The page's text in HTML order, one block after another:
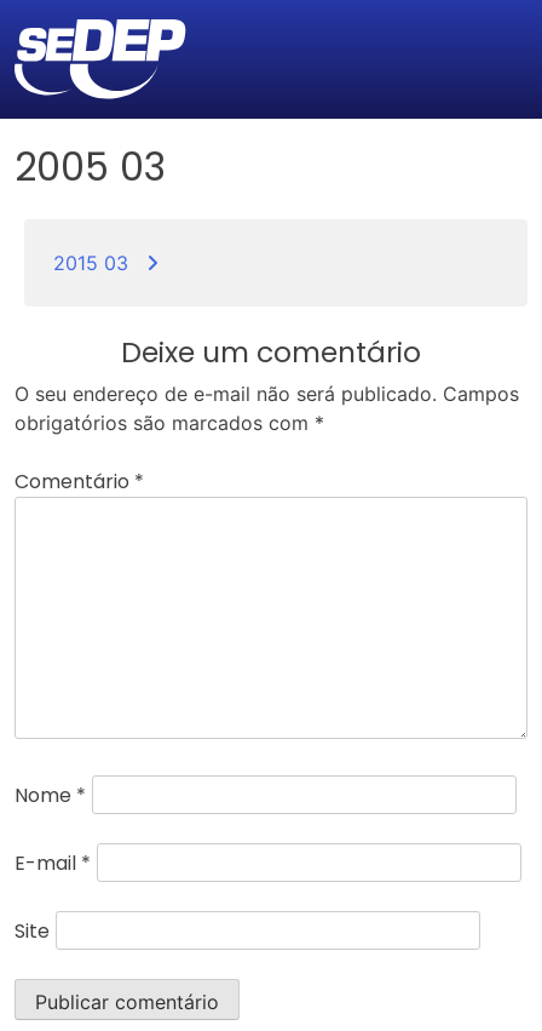
2005 03
2015 03
Deixe um comentário
O seu endereço de e-mail não será publicado. Campos
obrigatórios são marcados com *
Comentário *
Nome *
E-mail *
Site